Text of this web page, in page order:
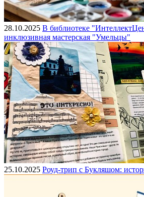
28.10.2025 В библиотеке
инклюзивная мастерская "Умельцы"
25.10.2025 Роуд-трип с Букляшом: